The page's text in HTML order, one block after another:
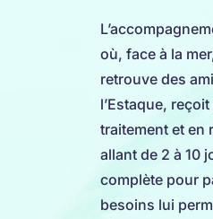
où, face à la
retrouve des
l’Estaque,
traitement et en
allant de 2 à 10
complète pour
besoins lui